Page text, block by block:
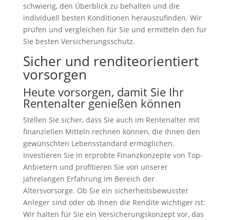
schwierig, den Überblick zu behalten und die
individuell besten Konditionen herauszufinden. Wir
prüfen und vergleichen für Sie und ermitteln den für
Sie besten Versicherungsschutz.
Sicher und renditeorientiert
vorsorgen
Heute vorsorgen, damit Sie Ihr
Rentenalter genießen können
Stellen Sie sicher, dass Sie auch im Rentenalter mit
finanziellen Mitteln rechnen können, die Ihnen den
gewünschten Lebensstandard ermöglichen.
Investieren Sie in erprobte Finanzkonzepte von Top-
Anbietern und profitieren Sie von unserer
jahrelangen Erfahrung im Bereich der
Altersvorsorge. Ob Sie ein sicherheitsbewusster
Anleger sind oder ob Ihnen die Rendite wichtiger ist:
Wir halten für Sie ein Versicherungskonzept vor, das